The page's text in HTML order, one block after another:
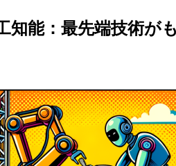
web3.0
web3.0サ
ービス
AI
発
にお
ージ
小売業の最適化：
たホームページ改
例と専門家の洞察
ACCESS
アクセス
知能：最先端技術が